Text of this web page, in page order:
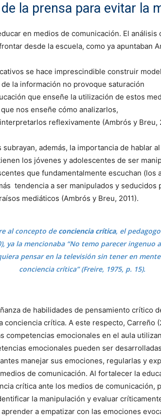
la prensa para evitar la
en medios de comunicación. El
desde la escuela, como ya apuntaban
se hace imprescindible construir
la información no provoque saturación
que enseñe la utilización de estos
nos enseñe cómo analizarlos,
reflexivamente (Ambrós y Breu,
además, la importancia de hablar
los jóvenes y adolescentes de ser
que fundamentalmente escuchan (los
tendencia a ser manipulados y seducidos
mediáticos (Ambrós y Breu, 2011).
al concepto de conciencia crítica, el
ya la mencionaba “No temo parecer ingenuo
pensar en la televisión sin tener en
conciencia crítica”(Freire, 1975, p. 15).
de habilidades de pensamiento crítico
crítica. A este respecto, Carreño
competencias emocionales en el aula
emocionales pueden ser
manejar sus emociones, regularlas y
de comunicación. Al fortalecer la
crítica ante los medios de comunicación,
la manipulación y evaluar
a empatizar con las emociones